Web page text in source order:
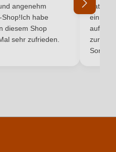
mein Passwort vergessen
angenehm
habe
diesem Shop
sehr zufrieden.
hat
einmal
auf
zurück
Son...